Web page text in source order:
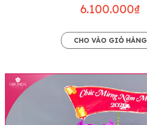
6.100.000₫
CHO VÀO GIỎ HÀNG